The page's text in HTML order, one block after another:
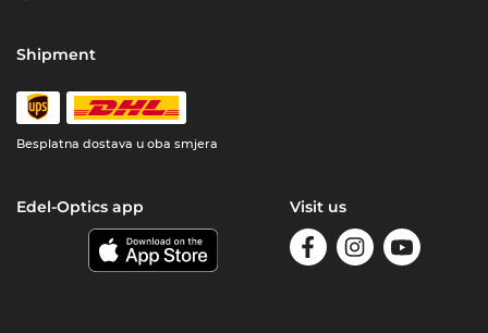
Shipment
Besplatna dostava u oba smjera
Edel-Optics app Visit us